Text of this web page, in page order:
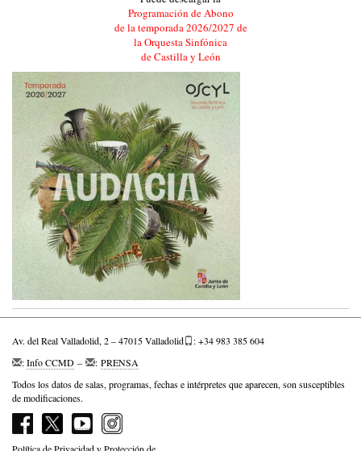
S
Programación de Abono
de la temporada 2026/2027 de
la Orquesta Sinfónica
de Castilla y León
Av. del Real Valladolid, 2 – 47015 Valladolid
: +34 983 385 604
:Info CCMD – : PRENSA
Todos los datos de salas, programas, fechas e intérpretes que aparecen, son susceptibles
de modificaciones.